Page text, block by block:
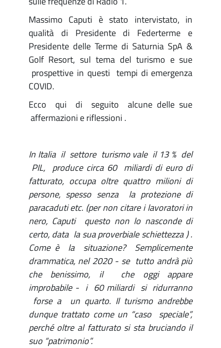
Massimo Caputi è stato intervistato, in
qualità di Presidente di Federterme e
Presidente delle Terme di Saturnia SpA &
Golf Resort, sul tema del turismo e sue
prospettive in questi tempi di emergenza
COVID.
Ecco qui di seguito alcune delle sue
affermazioni e riflessioni .
In Italia il settore turismo vale il 13 % del
PIL, produce circa 60 miliardi di euro di
fatturato, occupa oltre quattro milioni di
persone, spesso senza la protezione di
paracaduti etc. (per non citare i lavoratori in
nero, Caputi questo non lo nasconde di
certo, data la sua proverbiale schiettezza ) .
Come è la situazione? Semplicemente
drammatica, nel 2020 - se tutto andrà più
che benissimo, il che oggi appare
improbabile - i 60 miliardi si ridurranno
forse a un quarto. Il turismo andrebbe
dunque trattato come un “caso speciale”,
perché oltre al fatturato si sta bruciando il
suo “patrimonio”.